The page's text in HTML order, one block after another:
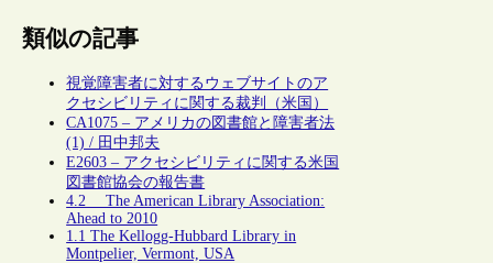
類似の記事
視覚障害者に対するウェブサイトのア
クセシビリティに関する裁判（米国）
CA1075 – アメリカの図書館と障害者法
(1) / 田中邦夫
E2603 – アクセシビリティに関する米国
図書館協会の報告書
4.2 The American Library Association:
Ahead to 2010
1.1 The Kellogg-Hubbard Library in
Montpelier, Vermont, USA